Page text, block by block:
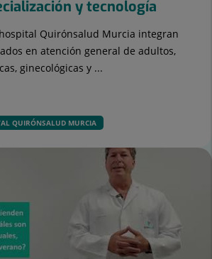
y tecnología
Quirónsalud Murcia integran
en atención general de adultos,
ginecológicas y ...
QUIRÓNSALUD MURCIA